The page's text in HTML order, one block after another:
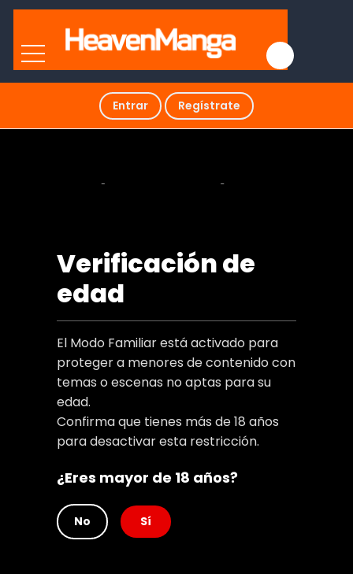
Entrar Regístrate
Verificación de
edad
El Modo Familiar está activado para
proteger a menores de contenido con
temas o escenas no aptas para su
edad.
Confirma que tienes más de 18 años
para desactivar esta restricción.
¿Eres mayor de 18 años?
No Sí
Type
Manhwa